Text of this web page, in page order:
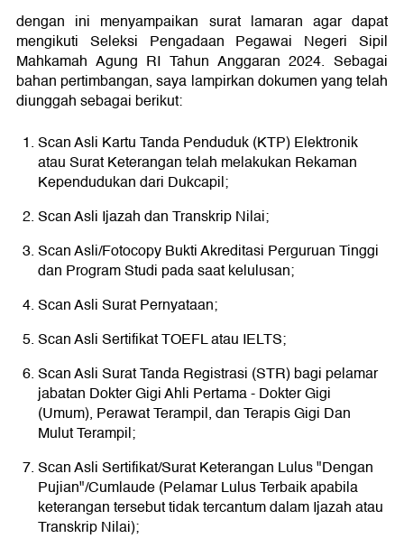
dengan ini menyampaikan surat lamaran agar dapat
mengikuti Seleksi Pengadaan Pegawai Negeri Sipil
Mahkamah Agung RI Tahun Anggaran 2024. Sebagai
bahan pertimbangan, saya lampirkan dokumen yang telah
diunggah sebagai berikut:
Scan Asli Kartu Tanda Penduduk (KTP) Elektronik
atau Surat Keterangan telah melakukan Rekaman
Kependudukan dari Dukcapil;
Scan Asli Ijazah dan Transkrip Nilai;
Scan Asli/Fotocopy Bukti Akreditasi Perguruan Tinggi
dan Program Studi pada saat kelulusan;
Scan Asli Surat Pernyataan;
Scan Asli Sertifikat TOEFL atau IELTS;
Scan Asli Surat Tanda Registrasi (STR) bagi pelamar
jabatan Dokter Gigi Ahli Pertama - Dokter Gigi
(Umum), Perawat Terampil, dan Terapis Gigi Dan
Mulut Terampil;
Scan Asli Sertifikat/Surat Keterangan Lulus "Dengan
Pujian"/Cumlaude (Pelamar Lulus Terbaik apabila
keterangan tersebut tidak tercantum dalam Ijazah atau
Transkrip Nilai);